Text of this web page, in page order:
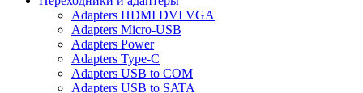
Adapters HDMI DVI VGA
Adapters Micro-USB
Adapters Power
Adapters Type-C
Adapters USB to COM
Adapters USB to SATA